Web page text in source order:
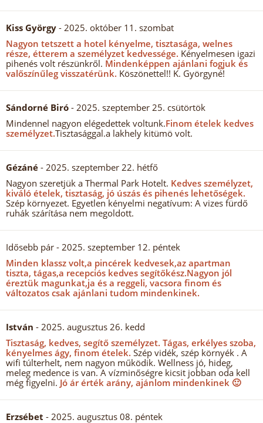
Kiss György - 2025. október 11. szombat
Nagyon tetszett a hotel kényelme, tisztasága, welnes
része, étterem a személyzet kedvessége. Kényelmesen igazi
pihenés volt részünkről. Mindenképpen ajánlani fogjuk és
valőszínűleg visszatérünk. Köszönettel!! K. Györgyné!
Sándorné Biró - 2025. szeptember 25. csütörtök
Mindennel nagyon elégedettek voltunk.Finom ételek kedves
személyzet.Tisztasággal.a lakhely kitümö volt.
Gézáné - 2025. szeptember 22. hétfő
Nagyon szeretjük a Thermal Park Hotelt. Kedves személyzet,
kiváló ételek, tisztaság, jó úszás és pihenés lehetőségek.
Szép környezet. Egyetlen kényelmi negatívum: A vizes fürdő
ruhák szárítása nem megoldott.
Idősebb pár - 2025. szeptember 12. péntek
Minden klassz volt,a pincérek kedvesek,az apartman
tiszta, tágas,a recepciós kedves segítőkész.Nagyon jól
éreztük magunkat,ja és a reggeli, vacsora finom és
változatos csak ajánlani tudom mindenkinek.
István - 2025. augusztus 26. kedd
Tisztaság, kedves, segítő személyzet. Tágas, erkélyes szoba,
kényelmes ágy, finom ételek. Szép vidék, szép környék . A
wifi túlterhelt, nem nagyon működik. Wellness jó, hideg,
meleg medence is van. A vízminőségre kicsit jobban oda kell
még figyelni. Jó ár érték arány, ajánlom mindenkinek 🙂
Erzsébet - 2025. augusztus 08. péntek